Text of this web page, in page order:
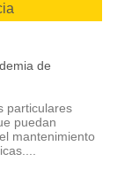
de
particulares
puedan
mantenimiento